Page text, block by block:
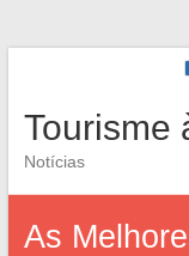
Tourisme
Notícias
As